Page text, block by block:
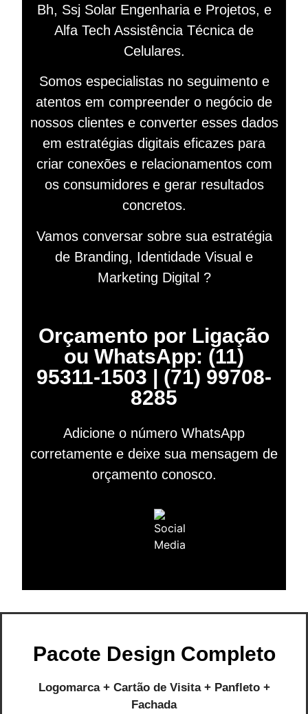
Bh, Ssj Solar Engenharia e Projetos, e
Alfa Tech Assistência Técnica de
Celulares.
Somos especialistas no seguimento e
atentos em compreender o negócio de
nossos clientes e converter esses dados
em estratégias digitais eficazes para
criar conexões e relacionamentos com
os consumidores e gerar resultados
concretos.
Vamos conversar sobre sua estratégia
de Branding, Identidade Visual e
Marketing Digital ?
Orçamento por Ligação
ou WhatsApp: (11)
95311-1503 | (71) 99708-
8285
Adicione o número WhatsApp
corretamente e deixe sua mensagem de
orçamento conosco.
Pacote Design Completo
Logomarca + Cartão de Visita + Panfleto +
Fachada